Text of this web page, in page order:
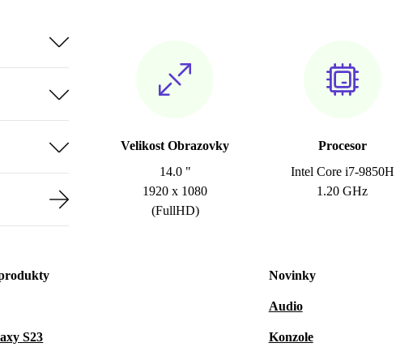
Velikost Obrazovky
14.0 "
1920 x 1080
(FullHD)
Procesor
Intel Core i7-9850H
1.20 GHz
S23
Novinky
Audio
Konzole